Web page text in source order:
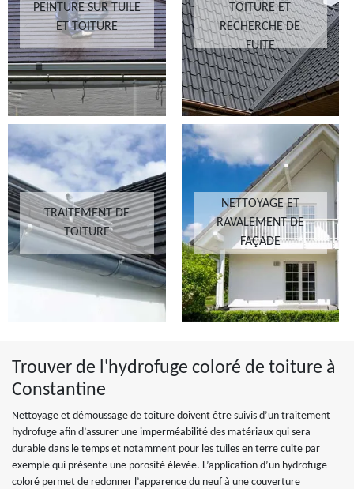
PEINTURE SUR TUILE
ET TOITURE
TOITURE ET
RECHERCHE DE
FUITE
TRAITEMENT DE
TOITURE
NETTOYAGE ET
RAVALEMENT DE
FAÇADE
Trouver de l'hydrofuge coloré de toiture à
Constantine
Nettoyage et démoussage de toiture doivent être suivis d’un traitement
hydrofuge afin d’assurer une imperméabilité des matériaux qui sera
durable dans le temps et notamment pour les tuiles en terre cuite par
exemple qui présente une porosité élevée. L’application d’un hydrofuge
coloré permet de redonner l’apparence du neuf à une couverture